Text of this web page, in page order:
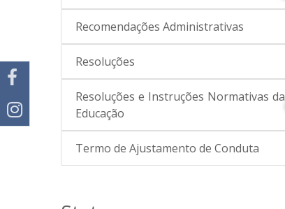
Recomendações Administrativas
Resoluções
Resoluções e Instruções Normativas da
Educação
Termo de Ajustamento de Conduta